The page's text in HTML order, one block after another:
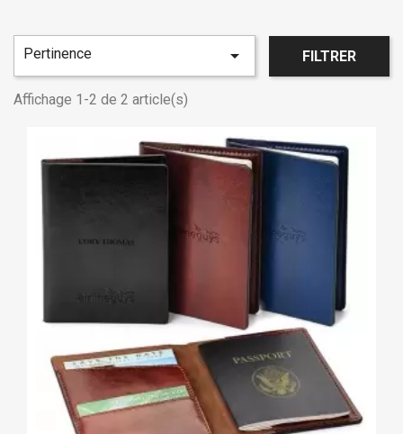
Pertinence  FILTRER
Affichage 1-2 de 2 article(s)